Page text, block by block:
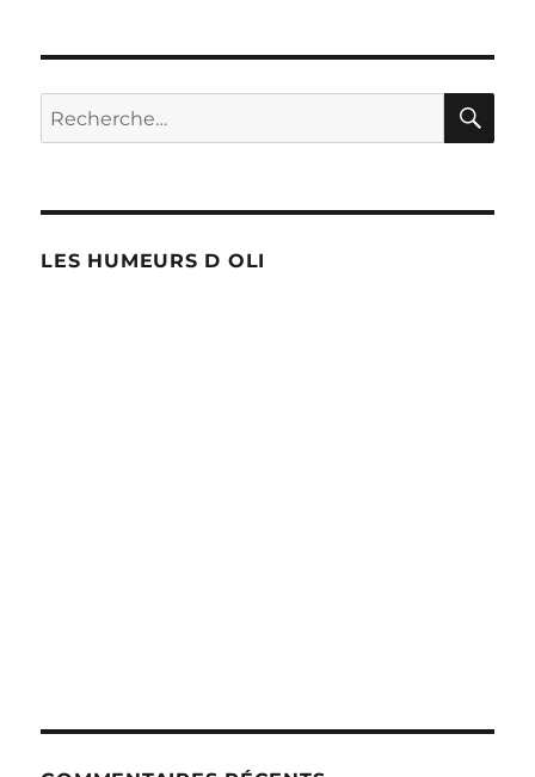
Recherche
pour :
LES HUMEURS D OLI